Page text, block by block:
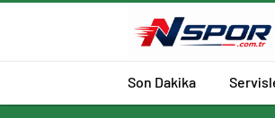
Son Dakika